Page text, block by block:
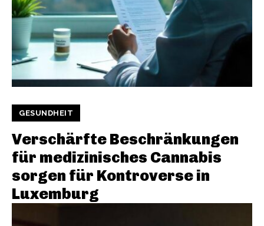
GESUNDHEIT
Verschärfte Beschränkungen
für medizinisches Cannabis
sorgen für Kontroverse in
Luxemburg